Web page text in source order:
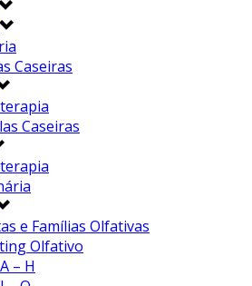
Caseiras
Caseiras
e Famílias Olfativas
Olfativo
– H